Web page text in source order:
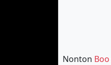
Nonton Boo